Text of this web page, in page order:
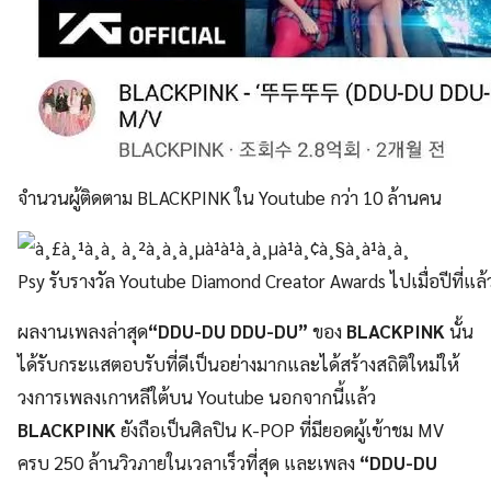
จำนวนผู้ติดตาม BLACKPINK ใน Youtube กว่า 10 ล้านคน
Psy รับรางวัล Youtube Diamond Creator Awards ไปเมื่อปีที่แล้
ผลงานเพลงล่าสุด“DDU-DU DDU-DU” ของ BLACKPINK นั้น
ได้รับกระแสตอบรับที่ดีเป็นอย่างมากและได้สร้างสถิติใหม่ให้
วงการเพลงเกาหลีใต้บน Youtube นอกจากนี้แล้ว
BLACKPINK ยังถือเป็นศิลปิน K-POP ที่มียอดผู้เข้าชม MV
ครบ 250 ล้านวิวภายในเวลาเร็วที่สุด และเพลง “DDU-DU